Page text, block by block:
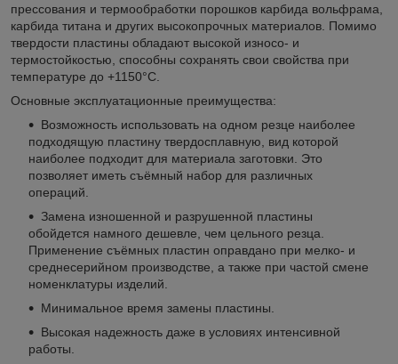
прессования и термообработки порошков карбида вольфрама,
карбида титана и других высокопрочных материалов. Помимо
твердости пластины обладают высокой износо- и
термостойкостью, способны сохранять свои свойства при
температуре до +1150°С.
Основные эксплуатационные преимущества:
Возможность использовать на одном резце наиболее
подходящую пластину твердосплавную, вид которой
наиболее подходит для материала заготовки. Это
позволяет иметь съёмный набор для различных
операций.
Замена изношенной и разрушенной пластины
обойдется намного дешевле, чем цельного резца.
Применение съёмных пластин оправдано при мелко- и
среднесерийном производстве, а также при частой смене
номенклатуры изделий.
Минимальное время замены пластины.
Высокая надежность даже в условиях интенсивной
работы.